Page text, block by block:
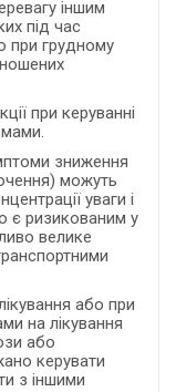
іншим
під час
при грудному
при керуванні
зниження
можуть
уваги і
є ризикованим у
велике
або при
на лікування
або
керувати
з іншими